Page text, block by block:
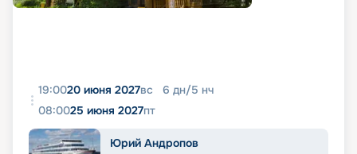
19:0020 июня 2027вс 6 дн/5 нч
08:0025 июня 2027пт
Юрий Андропов